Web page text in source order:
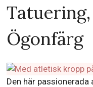
Ögonfärg
Den här